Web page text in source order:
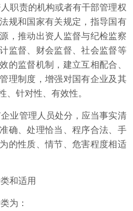
责的机构或者有干部管理权
规和国家有关规定，指导国有
，推动出资人监督与纪检监察
监督、财会监督、社会监督等
的监督机制，建立互相配合、
理制度，增强对国有企业及其
、针对性、有效性。
管理人员处分，应当事实清
确、处理恰当、程序合法、手
的性质、情节、危害程度相适
和适用
为：